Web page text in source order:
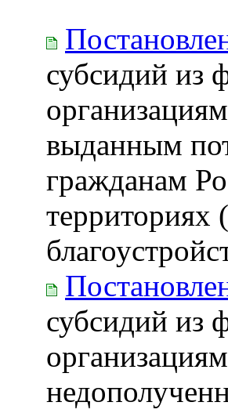
субсидий из
выданным
гражданам
территориях
субсидий из